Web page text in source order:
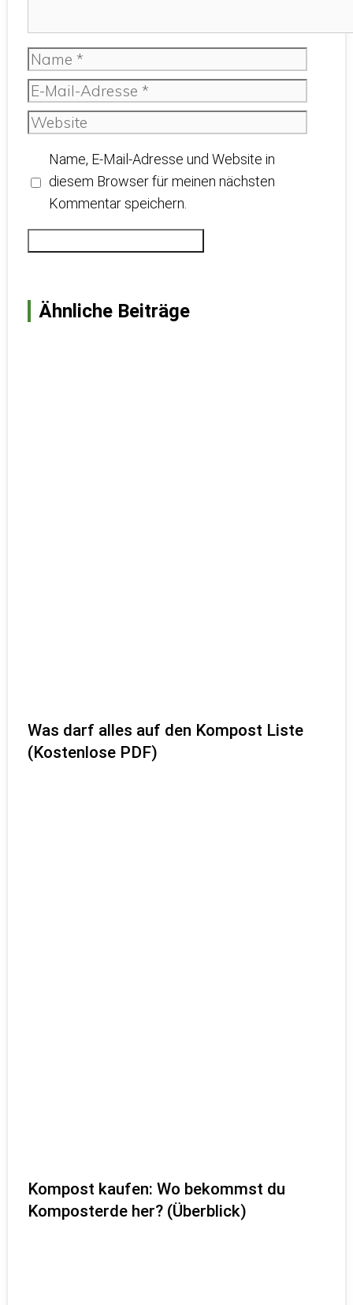
Name
E-
Mail-
Adresse
Website
Name, E-Mail-Adresse und Website in
diesem Browser für meinen nächsten
Kommentar speichern.
Ähnliche Beiträge
Was darf alles auf den Kompost Liste
(Kostenlose PDF)
Kompost kaufen: Wo bekommst du
Komposterde her? (Überblick)